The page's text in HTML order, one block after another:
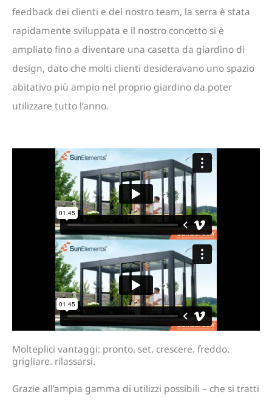
feedback dei clienti e del nostro team, la serra è stata
rapidamente sviluppata e il nostro concetto si è
ampliato fino a diventare una casetta da giardino di
design, dato che molti clienti desideravano uno spazio
abitativo più ampio nel proprio giardino da poter
utilizzare tutto l’anno.
Molteplici vantaggi: pronto. set. crescere. freddo.
grigliare. rilassarsi.
Grazie all’ampia gamma di utilizzi possibili – che si tratti